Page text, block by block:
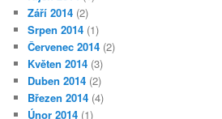
Září 2014 (2)
Srpen 2014 (1)
Červenec 2014 (2)
Květen 2014 (3)
Duben 2014 (2)
Březen 2014 (4)
Únor 2014 (1)